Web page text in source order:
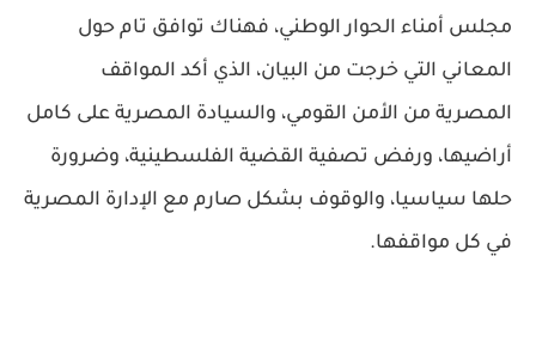
مجلس أمناء الحوار الوطني، فهناك توافق تام حول
المعاني التي خرجت من البيان، الذي أكد المواقف
المصرية من الأمن القومي، والسيادة المصرية على كامل
أراضيها، ورفض تصفية القضية الفلسطينية، وضرورة
حلها سياسيا، والوقوف بشكل صارم مع الإدارة المصرية
في كل مواقفها.